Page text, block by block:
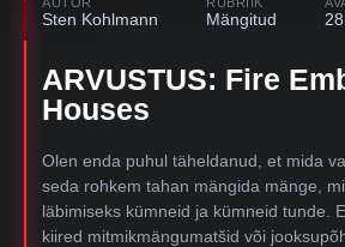
Sten Kohlmann Mängitud
ARVUSTUS: Fire
Houses
Olen enda puhul täheldanud, et mida
seda rohkem tahan mängida mänge,
läbimiseks kümneid ja kümneid tunde.
kiired mitmikmängumatšid või